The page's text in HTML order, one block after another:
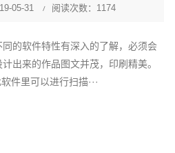
05-31 阅读次数：1174
的软件特性有深入的了解，必须会
出来的作品图文并茂，印刷精美。
件里可以进行扫描···